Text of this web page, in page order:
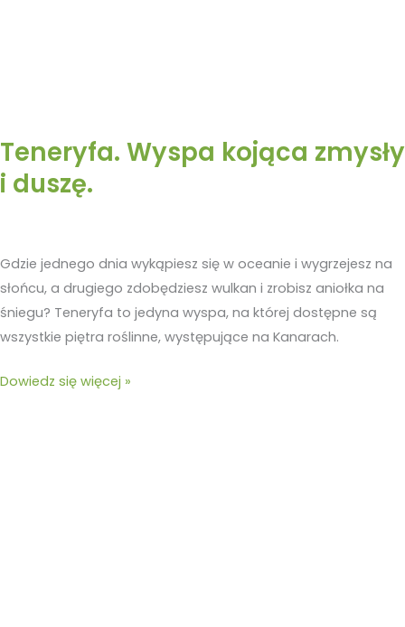
Teneryfa. Wyspa kojąca zmysły
i duszę.
Gdzie jednego dnia wykąpiesz się w oceanie i wygrzejesz na
słońcu, a drugiego zdobędziesz wulkan i zrobisz aniołka na
śniegu? Teneryfa to jedyna wyspa, na której dostępne są
wszystkie piętra roślinne, występujące na Kanarach.
Dowiedz się więcej »